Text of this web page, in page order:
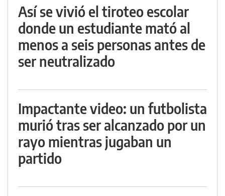
Así se vivió el tiroteo escolar
donde un estudiante mató al
menos a seis personas antes de
ser neutralizado
Impactante video: un futbolista
murió tras ser alcanzado por un
rayo mientras jugaban un
partido